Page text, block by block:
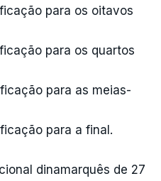
para os oitavos
para os quartos
para as meias-
para a final.
dinamarquês de 27